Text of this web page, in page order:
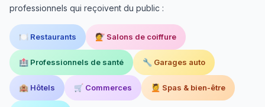
professionnels qui reçoivent du public :
🍽️ Restaurants 💇 Salons de coiffure
🏥 Professionnels de santé 🔧 Garages auto
🏨 Hôtels 🛒 Commerces 💆 Spas & bien-être